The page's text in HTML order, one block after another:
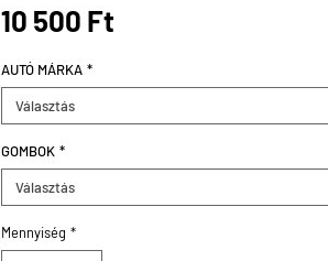
10 500 Ft
AUTÓ MÁRKA *
Választás
GOMBOK *
Választás
Mennyiség *